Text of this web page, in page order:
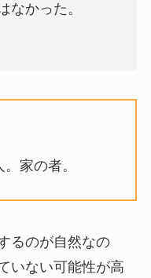
なかった。
家の者。
るのが自然なの
いない可能性が高